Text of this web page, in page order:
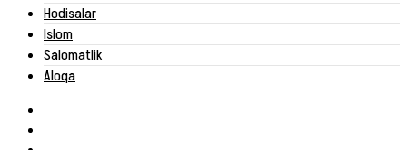
Hodisalar
Islom
Salomatlik
Aloqa